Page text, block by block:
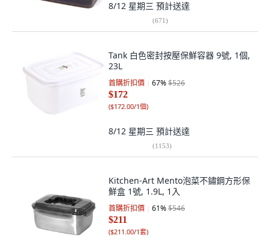
8/12 星期三 預計送達
(671)
Tank 白色密封按壓保鮮容器 9號, 1個,
23L
首購折扣價 67%$526
$172
($172.00/1個)
8/12 星期三 預計送達
(1153)
Kitchen-Art Mento泡菜不鏽鋼方形保
鮮盒 1號, 1.9L, 1入
首購折扣價 61%$546
$211
($211.00/1套)